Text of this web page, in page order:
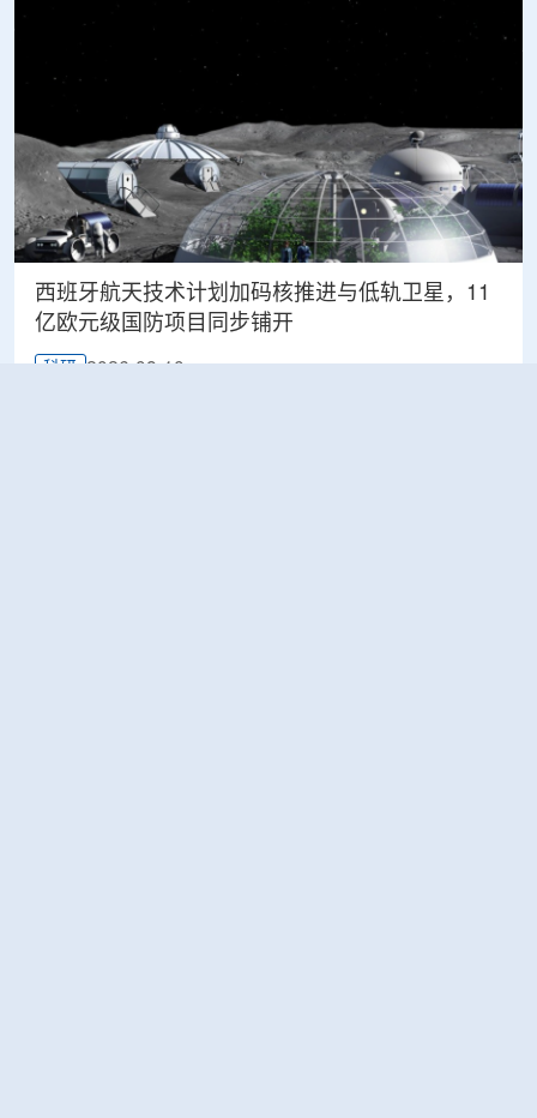
西班牙航天技术计划加码核推进与低轨卫星，11
亿欧元级国防项目同步铺开
科研 2026-08-10